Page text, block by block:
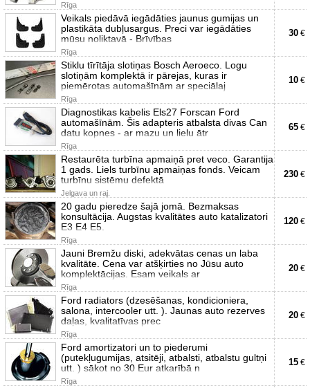
Rīga
Veikals piedāvā iegādāties jaunus gumijas un
plastikāta dubļusargus. Preci var iegādāties
mūsu noliktavā - Brīvības
Rīga
30 €
Stiklu tīrītāja slotiņas Bosch Aeroeco. Logu
slotiņām komplektā ir pārejas, kuras ir
piemērotas automašīnām ar speciālaj
Rīga
10 €
Diagnostikas kabelis Els27 Forscan Ford
automašīnām. Šis adapteris atbalsta divas Can
datu kopnes - ar mazu un lielu ātr
Rīga
65 €
Restaurēta turbīna apmaiņā pret veco. Garantija
1 gads. Liels turbīnu apmaiņas fonds. Veicam
turbīnu sistēmu defektā
Jelgava un raj.
230 €
20 gadu pieredze šajā jomā. Bezmaksas
konsultācija. Augstas kvalitātes auto katalizatori
E3 E4 E5.
Rīga
120 €
Jauni Bremžu diski, adekvātas cenas un laba
kvalitāte. Cena var atšķirties no Jūsu auto
komplektācijas. Esam veikals ar
Rīga
20 €
Ford radiators (dzesēšanas, kondicioniera,
salona, intercooler utt. ). Jaunas auto rezerves
daļas, kvalitatīvas prec
Rīga
20 €
Ford amortizatori un to piederumi
(putekļugumijas, atsitēji, atbalsti, atbalstu gultņi
utt. ) sākot no 30 Eur atkarībā n
Rīga
15 €